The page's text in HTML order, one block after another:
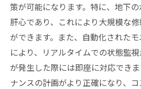
策が可能になります。特に、地下
肝心であり、これにより大規模な
ができます。また、自動化された
により、リアルタイムでの状態監
が発生した際には即座に対応でき
ナンスの計画がより正確になり、